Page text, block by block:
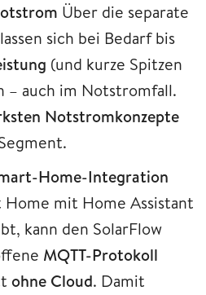
Über die separate
sich bei Bedarf bis
(und kurze Spitzen
– auch im Notstromfall.
Notstromkonzepte
Home-Integration
Home mit Home Assistant
kann den SolarFlow
MQTT-Protokoll
ohne Cloud. Damit